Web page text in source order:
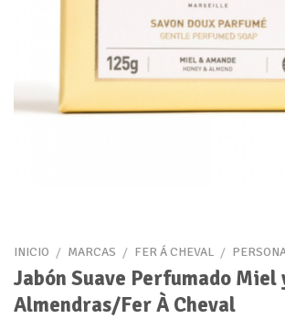
INICIO / MARCAS / FER Á CHEVAL /
Jabón Suave Perfumado Miel
Almendras/Fer À Cheval